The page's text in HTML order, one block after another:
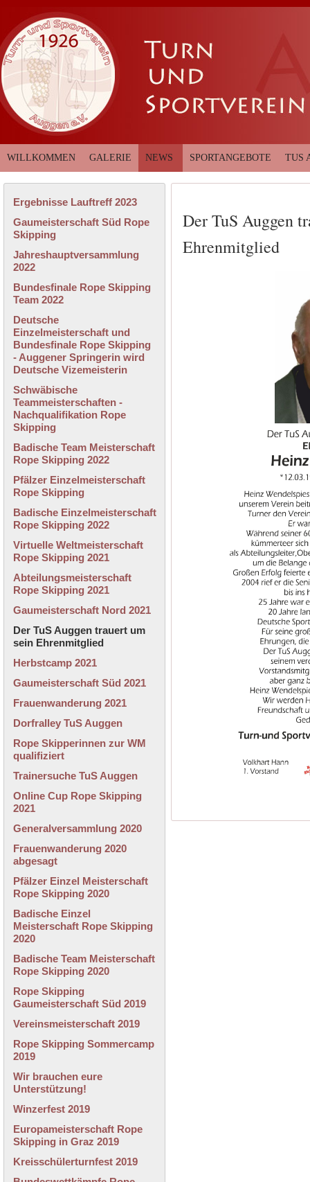
WILLKOMMEN GALERIE NEWS SPORTANGEBOTE TUS
Ergebnisse Lauftreff 2023
Gaumeisterschaft Süd Rope
Skipping
Jahreshauptversammlung
2022
Bundesfinale Rope Skipping
Team 2022
Deutsche
Einzelmeisterschaft und
Bundesfinale Rope Skipping
- Auggener Springerin wird
Deutsche Vizemeisterin
Schwäbische
Teammeisterschaften -
Nachqualifikation Rope
Skipping
Badische Team Meisterschaft
Rope Skipping 2022
Pfälzer Einzelmeisterschaft
Rope Skipping
Badische Einzelmeisterschaft
Rope Skipping 2022
Virtuelle Weltmeisterschaft
Rope Skipping 2021
Abteilungsmeisterschaft
Rope Skipping 2021
Gaumeisterschaft Nord 2021
Der TuS Auggen trauert um
sein Ehrenmitglied
Herbstcamp 2021
Gaumeisterschaft Süd 2021
Frauenwanderung 2021
Dorfralley TuS Auggen
Rope Skipperinnen zur WM
qualifiziert
Trainersuche TuS Auggen
Online Cup Rope Skipping
2021
Generalversammlung 2020
Frauenwanderung 2020
abgesagt
Pfälzer Einzel Meisterschaft
Rope Skipping 2020
Badische Einzel
Meisterschaft Rope Skipping
2020
Badische Team Meisterschaft
Rope Skipping 2020
Rope Skipping
Gaumeisterschaft Süd 2019
Vereinsmeisterschaft 2019
Rope Skipping Sommercamp
2019
Wir brauchen eure
Unterstützung!
Winzerfest 2019
Europameisterschaft Rope
Skipping in Graz 2019
Kreisschülerturnfest 2019
Der TuS Auggen
Ehrenmitglied